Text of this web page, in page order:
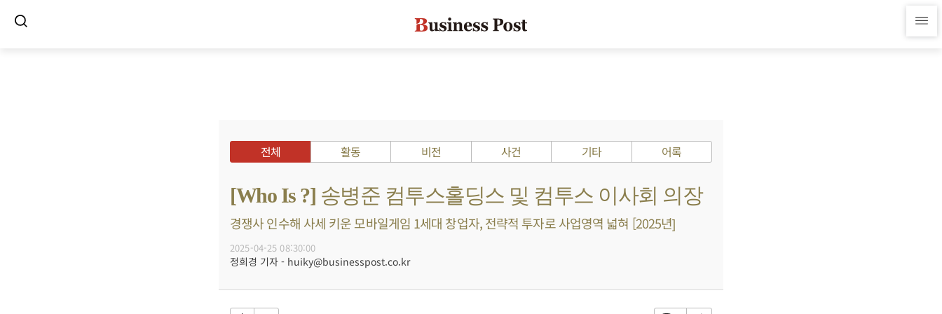
전체 활동 비전 사건 기타 어록
[Who Is ?] 송병준 컴투스홀딩스 및 컴투스 이사회 의장
경쟁사 인수해 사세 키운 모바일게임 1세대 창업자, 전략적 투자로 사업영역 넓혀 [2025년]
2025-04-25 08:30:00
정희경 기자 - huiky@businesspost.co.kr